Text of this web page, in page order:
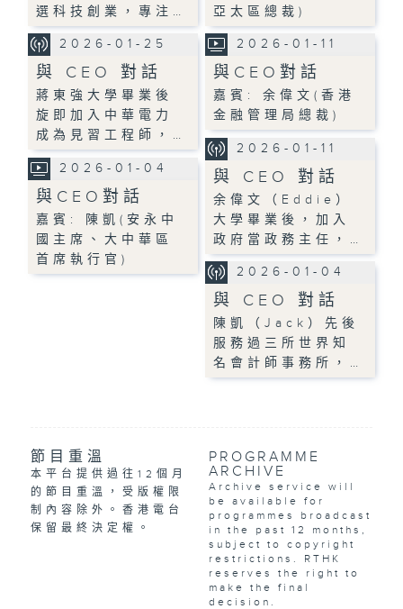
選科技創業，專注…
亞太區總裁)
2026-01-25
與 CEO 對話
蔣東強大學畢業後
旋即加入中華電力
成為見習工程師，…
2026-01-11
與CEO對話
嘉賓: 余偉文(香港
金融管理局總裁)
2026-01-11
與 CEO 對話
余偉文（Eddie）
大學畢業後，加入
政府當政務主任，…
2026-01-04
與CEO對話
嘉賓: 陳凱(安永中
國主席、大中華區
首席執行官)
2026-01-04
與 CEO 對話
陳凱（Jack）先後
服務過三所世界知
名會計師事務所，…
節目重溫
本平台提供過往12個月
的節目重溫，受版權限
制內容除外。香港電台
保留最終決定權。
PROGRAMME
ARCHIVE
Archive service will
be available for
programmes broadcast
in the past 12 months,
subject to copyright
restrictions. RTHK
reserves the right to
make the final
decision.